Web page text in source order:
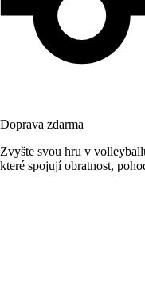
Doprava zdarma
Zvyšte svou hru v
které spojují obratnost,